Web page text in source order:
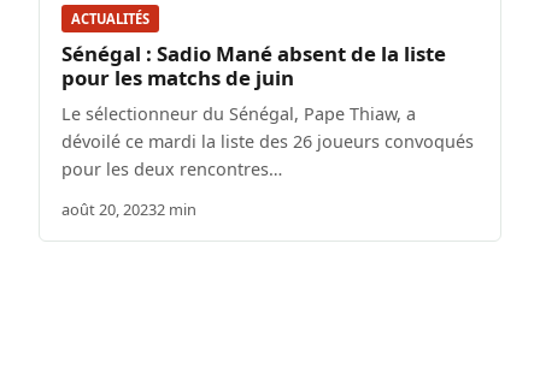
ACTUALITÉS
Sénégal : Sadio Mané absent de la liste
pour les matchs de juin
Le sélectionneur du Sénégal, Pape Thiaw, a
dévoilé ce mardi la liste des 26 joueurs convoqués
pour les deux rencontres…
août 20, 20232 min